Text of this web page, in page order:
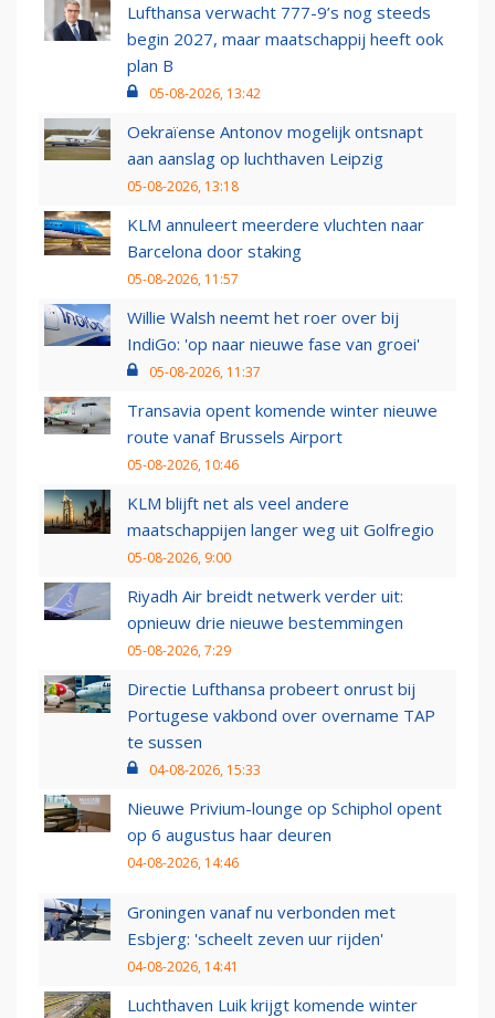
Lufthansa verwacht 777-9’s nog steeds
begin 2027, maar maatschappij heeft ook
plan B
05-08-2026, 13:42
Oekraïense Antonov mogelijk ontsnapt
aan aanslag op luchthaven Leipzig
05-08-2026, 13:18
KLM annuleert meerdere vluchten naar
Barcelona door staking
05-08-2026, 11:57
Willie Walsh neemt het roer over bij
IndiGo: 'op naar nieuwe fase van groei'
05-08-2026, 11:37
Transavia opent komende winter nieuwe
route vanaf Brussels Airport
05-08-2026, 10:46
KLM blijft net als veel andere
maatschappijen langer weg uit Golfregio
05-08-2026, 9:00
Riyadh Air breidt netwerk verder uit:
opnieuw drie nieuwe bestemmingen
05-08-2026, 7:29
Directie Lufthansa probeert onrust bij
Portugese vakbond over overname TAP
te sussen
04-08-2026, 15:33
Nieuwe Privium-lounge op Schiphol opent
op 6 augustus haar deuren
04-08-2026, 14:46
Groningen vanaf nu verbonden met
Esbjerg: 'scheelt zeven uur rijden'
04-08-2026, 14:41
Luchthaven Luik krijgt komende winter